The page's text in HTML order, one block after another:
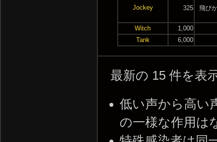
Jockey 325 飛び
Witch
1,000
Tank
6,000
最新の 15 件を表
低い声から高い
の一様な作用は